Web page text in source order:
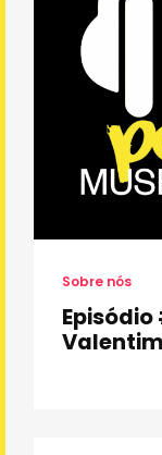
Sobre nós
Episódio
Valentim